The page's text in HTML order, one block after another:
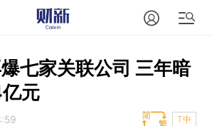
七家关联公司 三年暗
元
T中